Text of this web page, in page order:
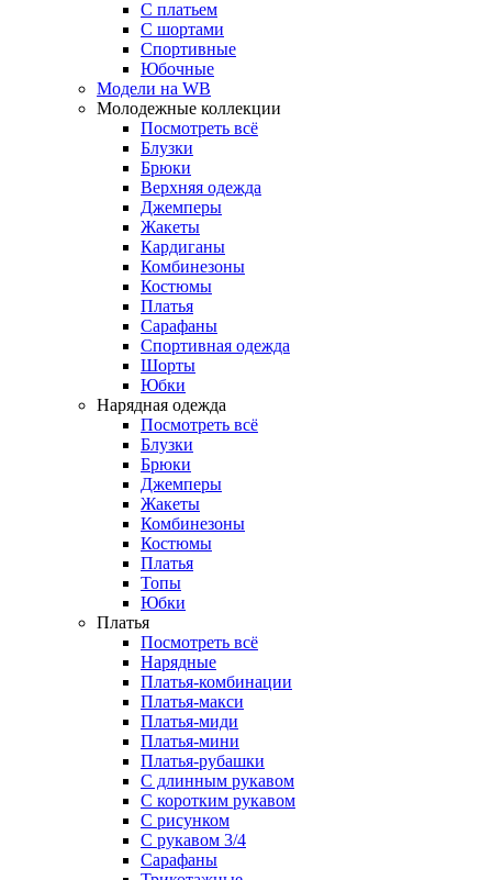
С платьем
С шортами
Спортивные
Юбочные
Модели на WB
Молодежные коллекции
Посмотреть всё
Блузки
Брюки
Верхняя одежда
Джемперы
Жакеты
Кардиганы
Комбинезоны
Костюмы
Платья
Сарафаны
Спортивная одежда
Шорты
Юбки
Нарядная одежда
Посмотреть всё
Блузки
Брюки
Джемперы
Жакеты
Комбинезоны
Костюмы
Платья
Топы
Юбки
Платья
Посмотреть всё
Нарядные
Платья-комбинации
Платья-макси
Платья-миди
Платья-мини
Платья-рубашки
С длинным рукавом
С коротким рукавом
С рисунком
С рукавом 3/4
Сарафаны